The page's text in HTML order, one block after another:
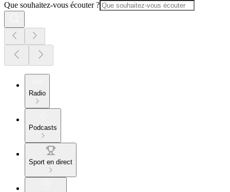
Que souhaitez-vous écouter ?
Radio
Podcasts
Sport en direct